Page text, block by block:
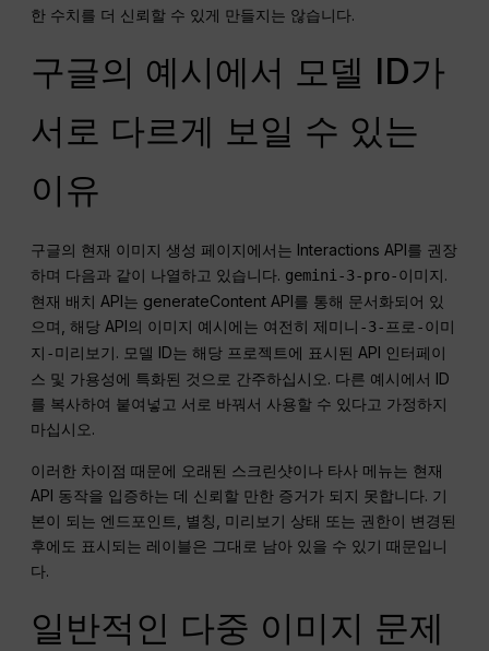
한 수치를 더 신뢰할 수 있게 만들지는 않습니다.
구글의 예시에서 모델 ID가
서로 다르게 보일 수 있는
이유
구글의 현재 이미지 생성 페이지에서는 Interactions API를 권장
하며 다음과 같이 나열하고 있습니다. gemini-3-pro-이미지.
현재 배치 API는 generateContent API를 통해 문서화되어 있
으며, 해당 API의 이미지 예시에는 여전히제미니-3-프로-이미
지-미리보기. 모델 ID는 해당 프로젝트에 표시된 API 인터페이
스 및 가용성에 특화된 것으로 간주하십시오. 다른 예시에서 ID
를 복사하여 붙여넣고 서로 바꿔서 사용할 수 있다고 가정하지
마십시오.
이러한 차이점 때문에 오래된 스크린샷이나 타사 메뉴는 현재
API 동작을 입증하는 데 신뢰할 만한 증거가 되지 못합니다. 기
본이 되는 엔드포인트, 별칭, 미리보기 상태 또는 권한이 변경된
후에도 표시되는 레이블은 그대로 남아 있을 수 있기 때문입니
다.
일반적인 다중 이미지 문제